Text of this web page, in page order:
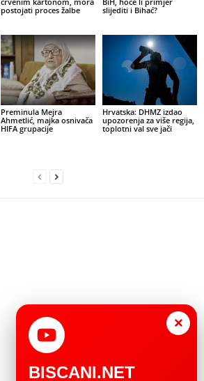
postojati proces žalbe
slijediti i Bihać?
Preminula Mejra
Ahmetlić, majka osnivača
HIFA grupacije
Hrvatska: DHMZ izdao
upozorenja za više regija,
toplotni val sve jači
×
BISCANI.NET